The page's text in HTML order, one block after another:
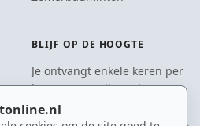
BLIJF OP DE HOOGTE
Je ontvangt enkele keren per
jaar een e-mail met het
laatste badmintonnieuws.